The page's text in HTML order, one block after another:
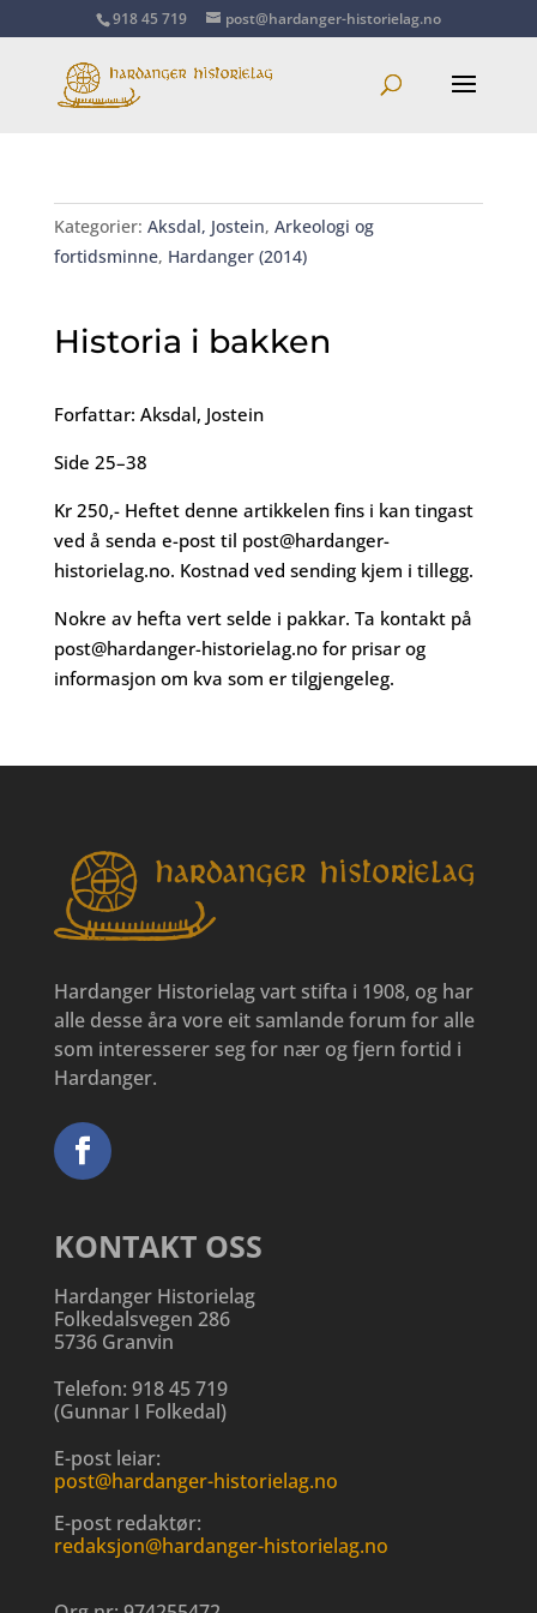
918 45 719 post@hardanger-historielag.no
Kategorier: Aksdal, Jostein, Arkeologi og
fortidsminne, Hardanger (2014)
Historia i bakken
Forfattar: Aksdal, Jostein
Side 25–38
Kr 250,- Heftet denne artikkelen fins i kan tingast
ved å senda e-post til post@hardanger-
historielag.no. Kostnad ved sending kjem i tillegg.
Nokre av hefta vert selde i pakkar. Ta kontakt på
post@hardanger-historielag.nofor prisar og
informasjon om kva som er tilgjengeleg.
Hardanger Historielag vart stifta i 1908, og har
alle desse åra vore eit samlande forum for alle
som interesserer seg for nær og fjern fortid i
Hardanger.
KONTAKT OSS
Hardanger Historielag
Folkedalsvegen 286
5736 Granvin
Telefon: 918 45 719
(Gunnar I Folkedal)
E-post leiar:
post@hardanger-historielag.no
E-post redaktør:
redaksjon@hardanger-historielag.no